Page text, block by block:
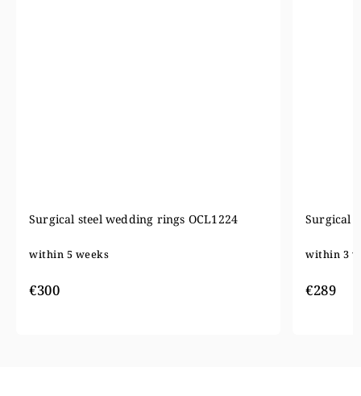
Surgical steel wedding rings OL040
within 3 weeks
€289
within 5
from